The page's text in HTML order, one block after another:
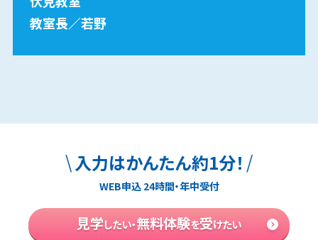
特長
03 学習の悩みや不安を解消し、
受験勉強の遅れを防ぐ
教室長／若野
\入力はかんたん約1分！ /
WEB申込 24時間・年中受付
見学したい・無料体験を受けたい